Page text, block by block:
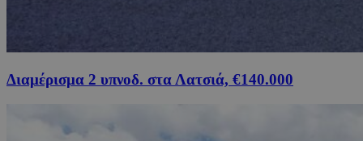
Διαμέρισμα 2 υπνοδ. στα Λατσιά, €140.000